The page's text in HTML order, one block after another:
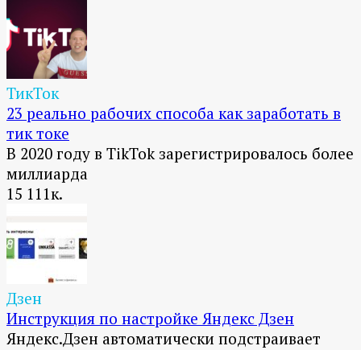
ТикТок
23 реально рабочих способа как заработать в
тик токе
В 2020 году в TikTok зарегистрировалось более
миллиарда
15 111к.
Дзен
Инструкция по настройке Яндекс Дзен
Яндекс.Дзен автоматически подстраивает